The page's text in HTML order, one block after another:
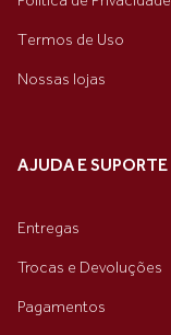
Termos de Uso
Nossas lojas
AJUDA E SUPORTE
Entregas
Trocas e Devoluções
Pagamentos